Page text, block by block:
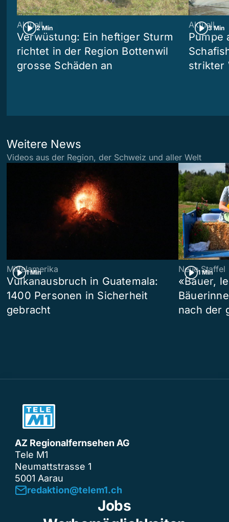
2 Min
Aktuell
Verwüstung: Ein heftiger Sturm
richtet in der Region Bottenwil
grosse Schäden an
3 Min
Aktuell
Pumpe
strikter
Weitere News
Videos aus der Region, der Schweiz und aller Welt
1 Min
Mittelamerika
Vulkanausbruch in Guatemala:
1400 Personen in Sicherheit
gebracht
1 Min
Neue Staffel
«Bauer,
nach der
AZ Regionalfernsehen AG
Tele M1
Neumattstrasse 1
5001 Aarau
redaktion@telem1.ch
Jobs